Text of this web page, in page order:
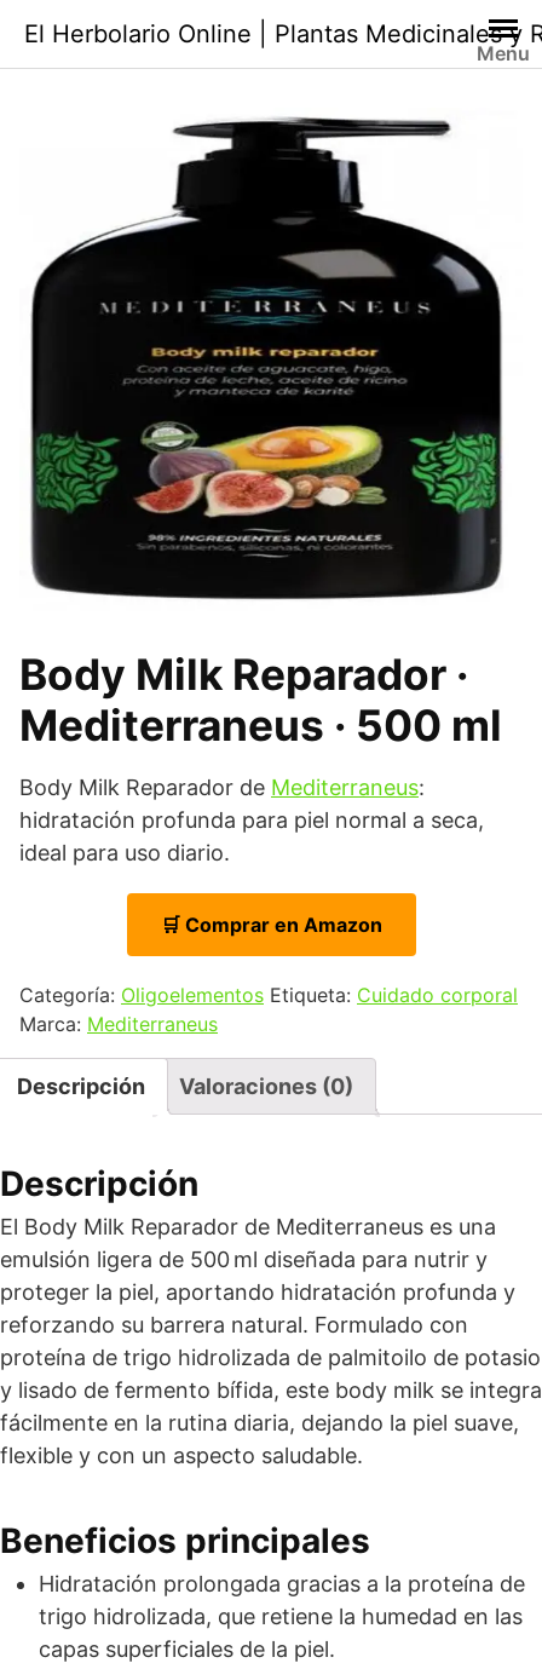
contenido
El Herbolario Online | Plantas Medicinales y
Menu
Body Milk Reparador ·
Mediterraneus · 500 ml
Body Milk Reparador de Mediterraneus:
hidratación profunda para piel normal a seca,
ideal para uso diario.
🛒 Comprar en Amazon
Categoría: Oligoelementos Etiqueta: Cuidado corporal
Marca: Mediterraneus
Descripción Valoraciones (0)
Descripción
El Body Milk Reparador de Mediterraneus es una
emulsión ligera de 500 ml diseñada para nutrir y
proteger la piel, aportando hidratación profunda y
reforzando su barrera natural. Formulado con
proteína de trigo hidrolizada de palmitoilo de potasio
y lisado de fermento bífida, este body milk se integra
fácilmente en la rutina diaria, dejando la piel suave,
flexible y con un aspecto saludable.
Beneficios principales
Hidratación prolongada gracias a la proteína de
trigo hidrolizada, que retiene la humedad en las
capas superficiales de la piel.